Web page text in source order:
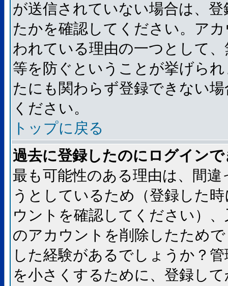
が送信されていない場合は、
たかを確認してください。ア
われている理由の一つとして
等を防ぐということが挙げら
たにも関わらず登録できない
ください。
トップに戻る
過去に登録したのにログイン
最も可能性のある理由は、間
うとしているため（登録した
ウントを確認してください）
のアカウントを削除したため
した経験があるでしょうか？
を小さくするために、登録し